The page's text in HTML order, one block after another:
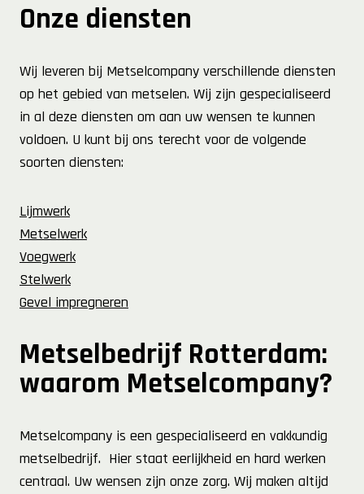
Onze diensten
Wij leveren bij Metselcompany verschillende diensten
op het gebied van metselen. Wij zijn gespecialiseerd
in al deze diensten om aan uw wensen te kunnen
voldoen. U kunt bij ons terecht voor de volgende
soorten diensten:
Lijmwerk
Metselwerk
Voegwerk
Stelwerk
Gevel impregneren
Metselbedrijf Rotterdam:
waarom Metselcompany?
Metselcompany is een gespecialiseerd en vakkundig
metselbedrijf. Hier staat eerlijkheid en hard werken
centraal. Uw wensen zijn onze zorg. Wij maken altijd